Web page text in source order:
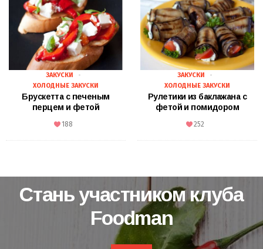
ЗАКУСКИ
ХОЛОДНЫЕ ЗАКУСКИ
Брускетта с печеным
перцем и фетой
188
ЗАКУСКИ
ХОЛОДНЫЕ ЗАКУСКИ
Рулетики из баклажана с
фетой и помидором
252
Стань участником клуба
Foodman